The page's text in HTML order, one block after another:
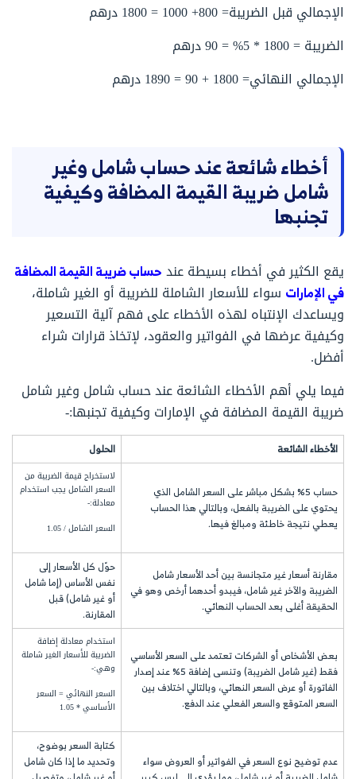
الإجمالي قبل الضريبة= 800+ 1000 = 1800 درهم
الضريبة = 1800 * 5% = 90 درهم
الإجمالي النهائي= 1800 + 90 = 1890 درهم
أخطاء شائعة عند حساب شامل وغير
شامل ضريبة القيمة المضافة وكيفية
تجنبها
يقع الكثير في أخطاء بسيطة عند حساب ضريبة القيمة المضافة
في الإمارات سواء للأسعار الشاملة للضريبة أو الغير شاملة،
ويساعدك الإنتباه لهذه الأخطاء على فهم آلية التسعير
وكيفية عرضها في الفواتير والعقود، لإتخاذ قرارات شراء
أفضل.
فيما يلي أهم الأخطاء الشائعة عند حساب شامل وغير شامل
ضريبة القيمة المضافة في الإمارات وكيفية تجنبها:-
الأخطاء الشائعة الحلول
حساب 5% بشكل مباشر على السعر الشامل الذي
يحتوي على الضريبة بالفعل، وبالتالي هذا الحساب
يعطي نتيجة خاطئة ومبالغ فيها.
لاستخراج قيمة الضريبة من
السعر الشامل يجب استخدام
معادلة:-
السعر الشامل / 1.05
مقارنة أسعار غير متجانسة بين أحد الأسعار شامل
الضريبة والآخر غير شامل، فيبدو أحدهما أرخص وهو في
الحقيقة أغلى بعد الحساب النهائي.
حوّل كل الأسعار إلى
نفس الأساس (إما شامل
أو غير شامل) قبل
المقارنة.
بعض الأشخاص أو الشركات تعتمد على السعر الأساسي
فقط (غير شامل الضريبة) وتنسى إضافة 5% عند إصدار
الفاتورة أو عرض السعر النهائي، وبالتالي اختلاف بين
السعر المتوقع والسعر الفعلي عند الدفع.
استخدام معادلة إضافة
الضريبة للأسعار الغير شاملة
وهي:-
السعر النهائي = السعر
الأساسي * 1.05
عدم توضيح نوع السعر في الفواتير أو العروض سواء
كتابة السعر بوضوح،
وتحديد ما إذا كان شامل